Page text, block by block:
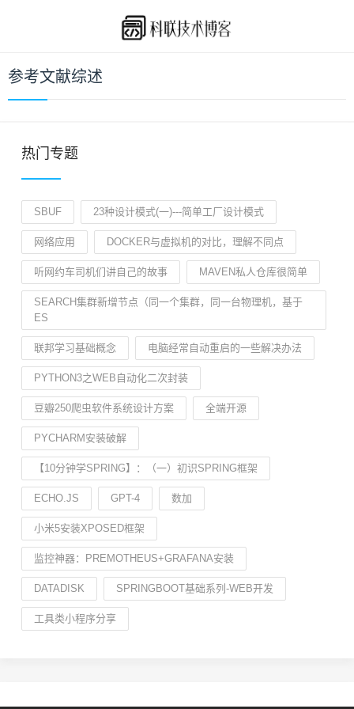
参考文献综述
热门专题
SBUF 23种设计模式(一)---简单工厂设计模式
网络应用 DOCKER与虚拟机的对比，理解不同点
听网约车司机们讲自己的故事 MAVEN私人仓库很简单
SEARCH集群新增节点（同一个集群，同一台物理机，基于
ES
联邦学习基础概念 电脑经常自动重启的一些解决办法
PYTHON3之WEB自动化二次封装
豆瓣250爬虫软件系统设计方案 全端开源
PYCHARM安装破解
【10分钟学SPRING】：（一）初识SPRING框架
ECHO.JS GPT-4 数加
小米5安装XPOSED框架
监控神器：PREMOTHEUS+GRAFANA安装
DATADISK SPRINGBOOT基础系列-WEB开发
工具类小程序分享